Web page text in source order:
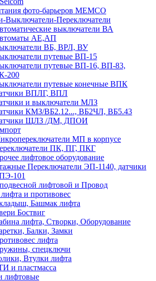
фото-барьеров MEMCO
Выключатели-Переключатели
выключатели ВА
АЕ,АП
ВБ, ВРЛ, ВУ
путевые ВП-15
путевые ВП-16, ВП-83,
200
путевые конечные ВПК
ВПЛГ, ВПЛ
и выключатели МЛЗ
КМЗ/ВБ2.12..., ВБ2ЧЛ, ВБ5.43
ЩЛЗ /ДМ, ДПОИ
МП в корпусе
ПК, ПГ, ПКГ
лифтовое оборудование
Переключатели ЭП-1140, датчики
101
лифтовой и Провод
и противовес
Башмак лифта
Боствиг
лифта, Створки, Оборудование
Балки, Замки
лифта
спецключи
Втулки лифта
и пластмасса
лифтовые